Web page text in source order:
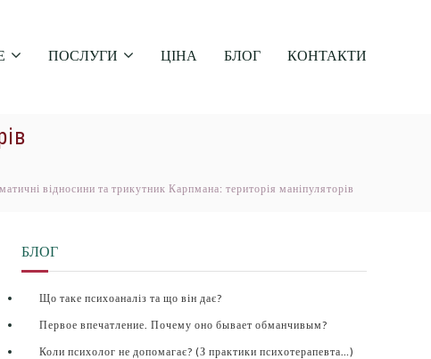
ПОСЛУГИ ЦІНА БЛОГ КОНТАКТИ
відносини та трикутник Карпмана: територія маніпуляторів
БЛОГ
Що таке психоаналіз та що він дає?
Первое впечатление. Почему оно бывает обманчивым?
Коли психолог не допомагає? (З практики психотерапевта…)